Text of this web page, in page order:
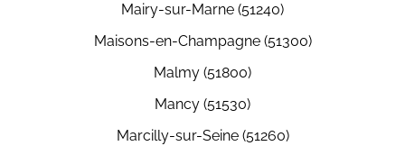
Mairy-sur-Marne (51240)
Maisons-en-Champagne (51300)
Malmy (51800)
Mancy (51530)
Marcilly-sur-Seine (51260)